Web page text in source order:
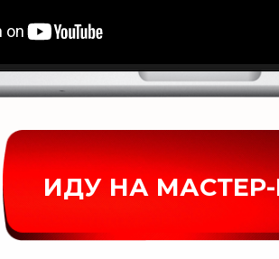
ИДУ НА